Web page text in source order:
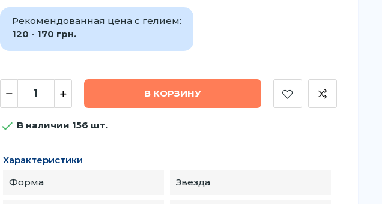
Рекомендованная цена с гелием:
120 - 170 грн.
В КОРЗИНУ
 В наличии 156 шт.
Характеристики
Форма
Звезда